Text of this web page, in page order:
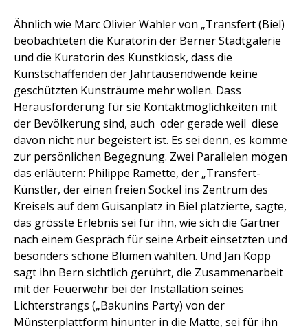
Ähnlich wie Marc Olivier Wahler von „Transfert (Biel)
beobachteten die Kuratorin der Berner Stadtgalerie
und die Kuratorin des Kunstkiosk, dass die
Kunstschaffenden der Jahrtausendwende keine
geschützten Kunsträume mehr wollen. Dass
Herausforderung für sie Kontaktmöglichkeiten mit
der Bevölkerung sind, auch  oder gerade weil  diese
davon nicht nur begeistert ist. Es sei denn, es komme
zur persönlichen Begegnung. Zwei Parallelen mögen
das erläutern: Philippe Ramette, der „Transfert-
Künstler, der einen freien Sockel ins Zentrum des
Kreisels auf dem Guisanplatz in Biel platzierte, sagte,
das grösste Erlebnis sei für ihn, wie sich die Gärtner
nach einem Gespräch für seine Arbeit einsetzten und
besonders schöne Blumen wählten. Und Jan Kopp
sagt ihn Bern sichtlich gerührt, die Zusammenarbeit
mit der Feuerwehr bei der Installation seines
Lichterstrangs („Bakunins Party) von der
Münsterplattform hinunter in die Matte, sei für ihn